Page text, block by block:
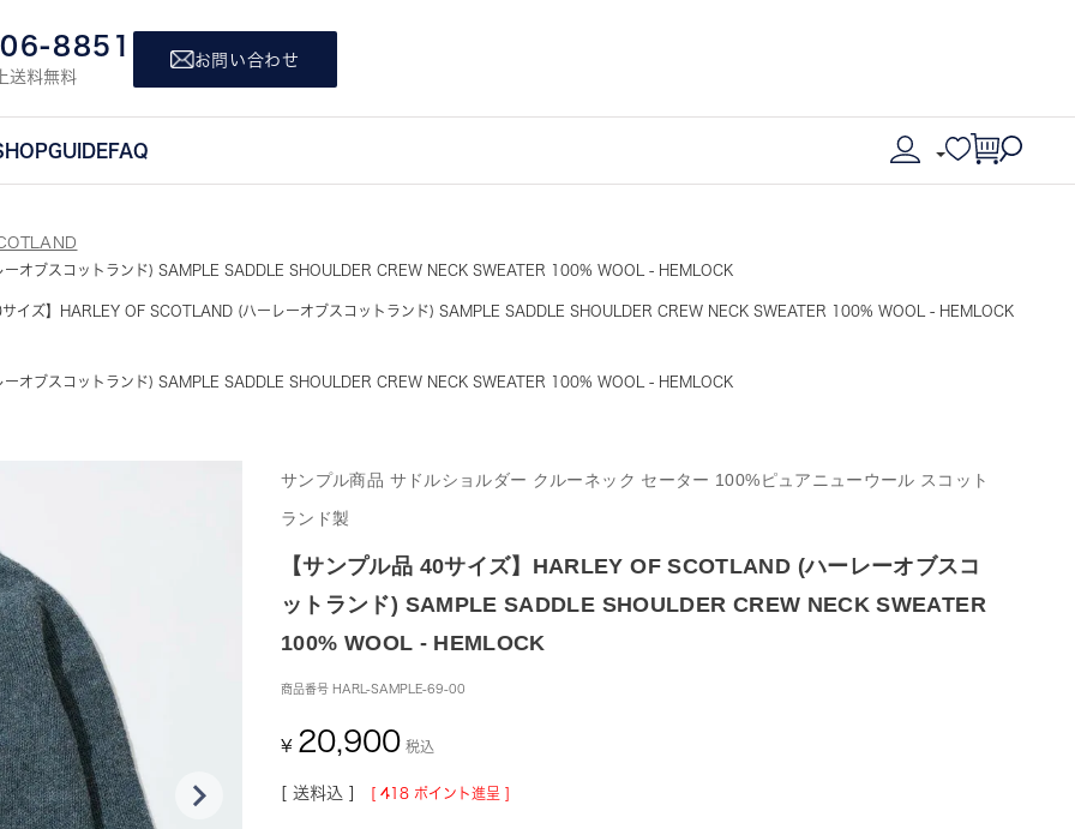
8851
送料無料
お問い合わせ
GUIDEFAQ
オブスコットランド) SAMPLE SADDLE SHOULDER CREW NECK SWEATER 100% WOOL - HEMLOCK
イズ】HARLEY OF SCOTLAND (ハーレーオブスコットランド) SAMPLE SADDLE SHOULDER CREW NECK SWEATER 100% WOOL - HEMLOCK
オブスコットランド) SAMPLE SADDLE SHOULDER CREW NECK SWEATER 100% WOOL - HEMLOCK
サンプル商品 サドルショルダー クルーネック セーター 100%ピュアニューウール スコット
ランド製
【サンプル品 40サイズ】HARLEY OF SCOTLAND (ハーレーオブスコ
ットランド) SAMPLE SADDLE SHOULDER CREW NECK SWEATER
100% WOOL - HEMLOCK
商品番号 HARL-SAMPLE-69-00
¥ 20,900 税込
送料込 [ 418 ポイント進呈 ]